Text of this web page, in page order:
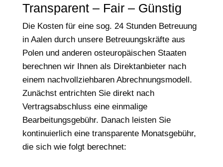
Transparent – Fair – Günstig
Die Kosten für eine sog. 24 Stunden Betreuung
in Aalen durch unsere Betreuungskräfte aus
Polen und anderen osteuropäischen Staaten
berechnen wir Ihnen als Direktanbieter nach
einem nachvollziehbaren Abrechnungsmodell.
Zunächst entrichten Sie direkt nach
Vertragsabschluss eine einmalige
Bearbeitungsgebühr. Danach leisten Sie
kontinuierlich eine transparente Monatsgebühr,
die sich wie folgt berechnet: